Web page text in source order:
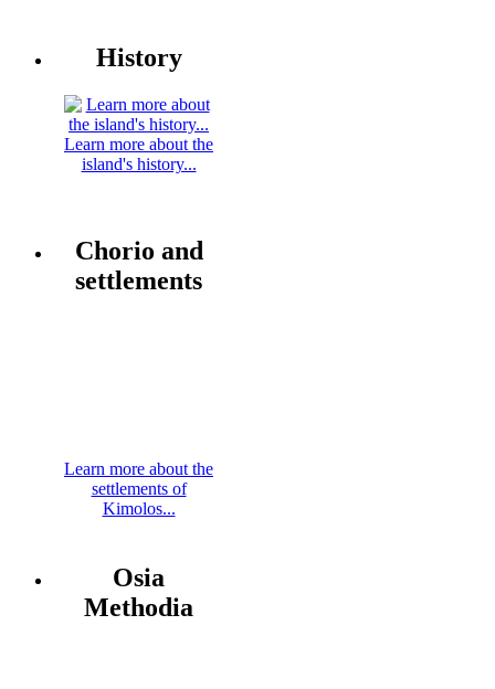
History
Learn more about the
island's history...
Chorio and
settlements
Learn more about the
settlements of
Kimolos...
Osia
Methodia